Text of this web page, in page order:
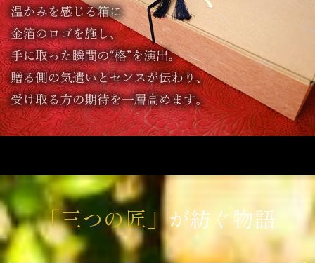
「三つの匠」が紡ぐ物語